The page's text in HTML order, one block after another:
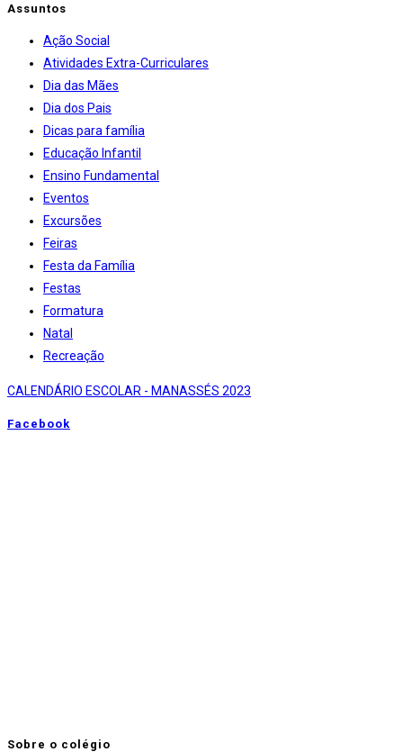
Assuntos
Ação Social
Atividades Extra-Curriculares
Dia das Mães
Dia dos Pais
Dicas para família
Educação Infantil
Ensino Fundamental
Eventos
Excursões
Feiras
Festa da Família
Festas
Formatura
Natal
Recreação
CALENDÁRIO ESCOLAR - MANASSÉS 2023
Facebook
Sobre o colégio